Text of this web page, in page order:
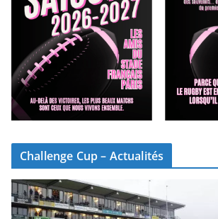
Challenge Cup – Actualités